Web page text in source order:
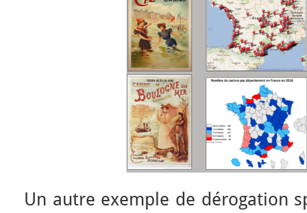
Un autre exemple de dérogation